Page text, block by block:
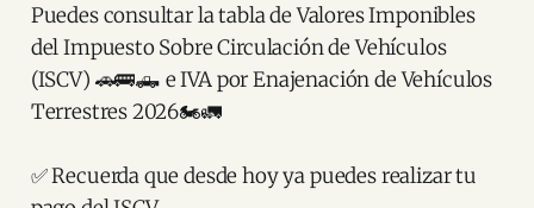
Puedes consultar la tabla de Valores Imponibles
del Impuesto Sobre Circulación de Vehículos
(ISCV) 🚗🚌🛻 e IVA por Enajenación de Vehículos
Terrestres 2026🏍️🚛
✅️ Recuerda que desde hoy ya puedes realizar tu